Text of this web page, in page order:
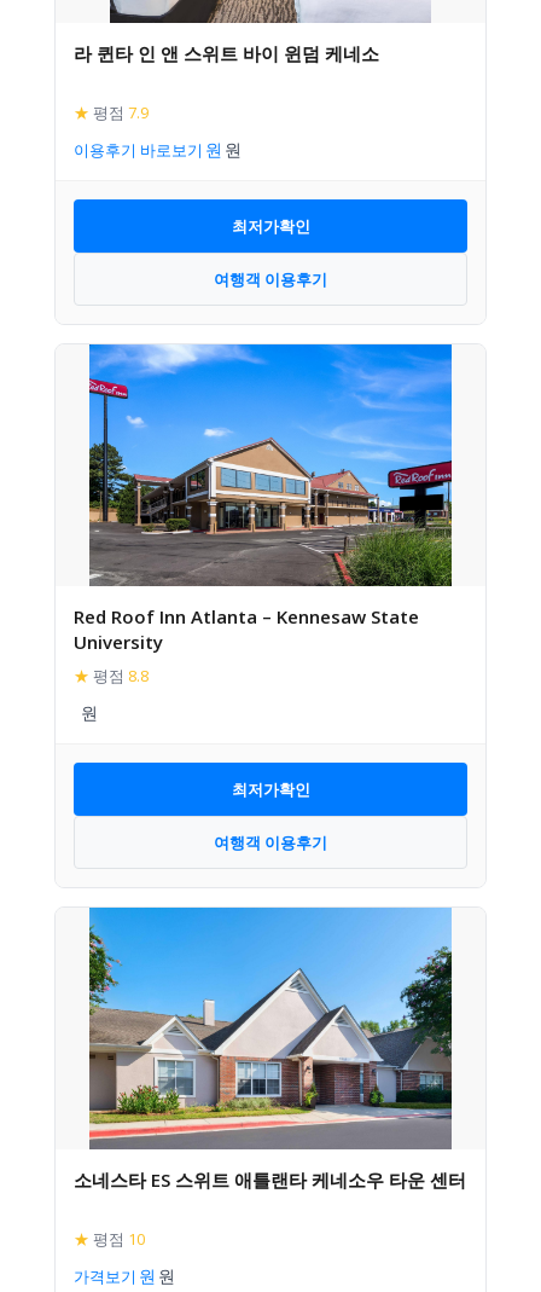
라 퀸타 인 앤 스위트 바이 윈덤 케네소
★ 평점 7.9
이용후기 바로보기
최저가확인
여행객 이용후기
Red Roof Inn Atlanta – Kennesaw State
University
★ 평점 8.8
최저가확인
여행객 이용후기
소네스타 ES 스위트 애틀랜타 케네소우 타운 센터
★ 평점 10
가격보기